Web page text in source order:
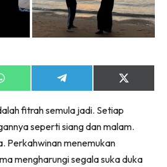
Share
on
Share
on
(Twitter)
fitrah semula jadi. Setiap
seperti siang dan malam.
Perkahwinan menemukan
mengharungi segala suka duka